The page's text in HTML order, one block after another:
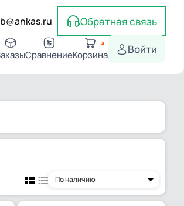
Обратная связь
СравнениеКорзина Войти
По наличию